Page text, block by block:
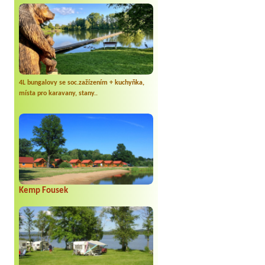
*****
Byli jsme zde už podruhé, minulý rok 3
dny a letos celý týden. Krásný, klidný
kemp. Čisté, nově vybavené chatky,
milý a ochotní majitelé, dobré víno,
možnost grilování nebo jen opečení
špekačků😄. Velké množství variant na
výlety po okolí. Za nás super dovolená
🤩🤩
Letos jsme zde po třetí a vždy jsme byli
spokojeni. Bohužel letos to byla bída s
úklidem toalet, toaletní papír neustále
chyběl a dva dny tam nebylo ani
mýdlo.
Jan Novotný****
Jednoznačně nejlepší místo na Lipně.
Super kemp skvělí lidé jídlo prostě
super jen malá vada nedají se tam.ve
Stánku koupit cigarety a potraviny
jinak luxus voda na koupàní super jak u
moře
4L bungalovy se soc.zažízením + kuchyňka,
místa pro karavany, stany..
Kemp Fousek